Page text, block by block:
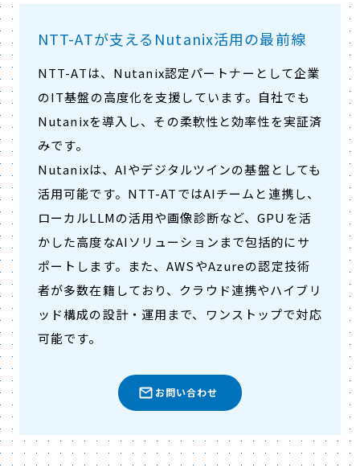
NTT-ATが支えるNutanix活用の最前線
NTT-ATは、Nutanix認定パートナーとして企業
のIT基盤の高度化を支援しています。自社でも
Nutanixを導入し、その柔軟性と効率性を実証済
みです。
Nutanixは、AIやデジタルツインの基盤としても
活用可能です。NTT-ATではAIチームと連携し、
ローカルLLMの活用や画像診断など、GPUを活
かした高度なAIソリューションまで包括的にサ
ポートします。また、AWSやAzureの認定技術
者が多数在籍しており、クラウド連携やハイブリ
ッド構成の設計・運用まで、ワンストップで対応
可能です。
お問い合わせ